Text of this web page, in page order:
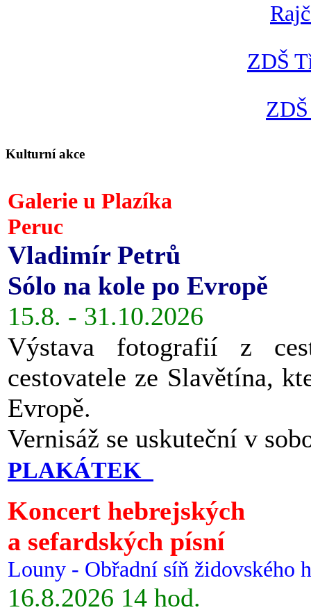
ZDŠ
Kulturní akce
Galerie u Plazíka
Peruc
Vladimír Petrů
Sólo na kole po Evropě
15.8. - 31.10.2026
Výstava fotografií z
cestovatele ze Slavětína,
Evropě.
Vernisáž se uskuteční v
PLAKÁTEK
Koncert hebrejských
a sefardských písní
Louny - Obřadní síň židovského
16.8.2026 14 hod.